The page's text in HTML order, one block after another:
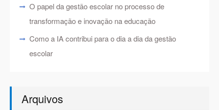
O papel da gestão escolar no processo de
transformação e inovação na educação
Como a IA contribui para o dia a dia da gestão
escolar
Arquivos